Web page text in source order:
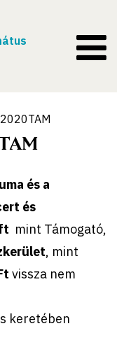
és a
és
mint Támogató,
, mint
vissza nem
keretében